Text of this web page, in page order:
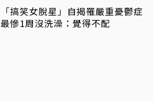
「搞笑女脫星」自揭罹嚴重憂鬱症
最慘1周沒洗澡：覺得不配